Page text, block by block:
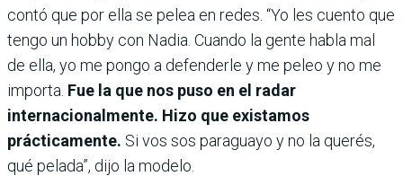
contó que por ella se pelea en redes. “Yo les cuento que
tengo un hobby con Nadia. Cuando la gente habla mal
de ella, yo me pongo a defenderle y me peleo y no me
importa. Fue la que nos puso en el radar
internacionalmente. Hizo que existamos
prácticamente. Si vos sos paraguayo y no la querés,
qué pelada”, dijo la modelo.